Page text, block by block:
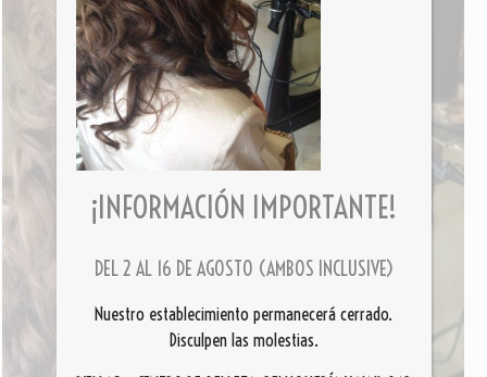
¡INFORMACIÓN IMPORTANTE!
DEL 2 AL 16 DE AGOSTO (AMBOS INCLUSIVE)
Nuestro establecimiento permanecerá cerrado.
Disculpen las molestias.